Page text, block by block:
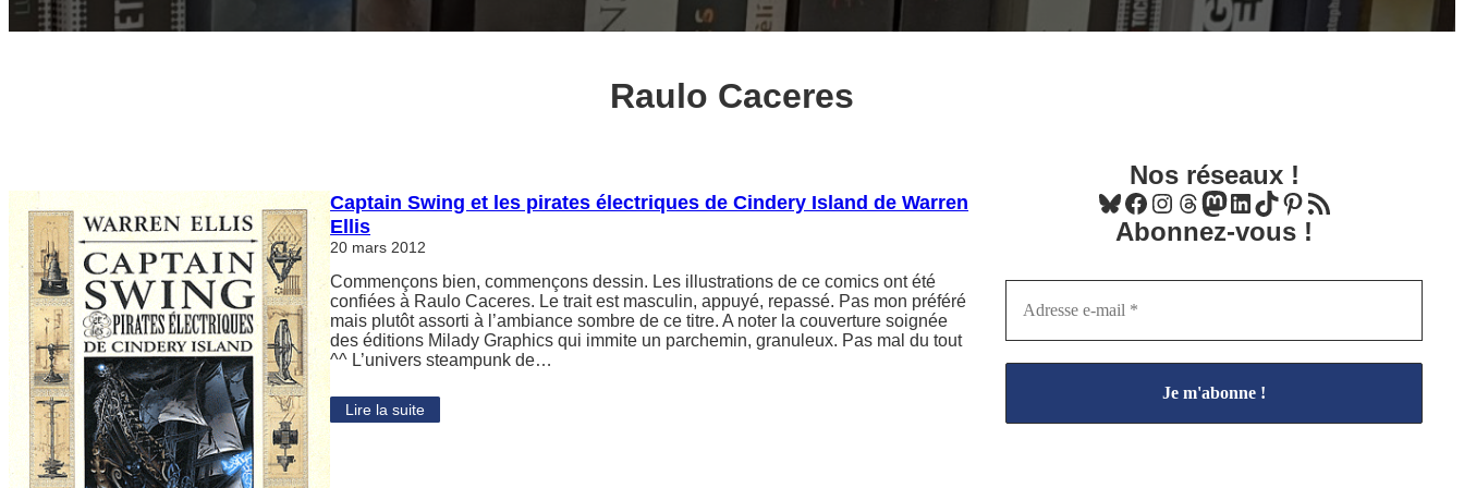
Raulo Caceres
Captain Swing et les pirates électriques de Cindery Island de Warren
Ellis
20 mars 2012
Commençons bien, commençons dessin. Les illustrations de ce comics ont été
confiées à Raulo Caceres. Le trait est masculin, appuyé, repassé. Pas mon préféré
mais plutôt assorti à l’ambiance sombre de ce titre. A noter la couverture soignée
des éditions Milady Graphics qui immite un parchemin, granuleux. Pas mal du tout
^^ L’univers steampunk de…
Lire la suite
Nos réseaux !
Bluesky Facebook Instagram Threads Mastodon LinkedIn TikTok Pinterest
Flux RSS
Abonnez-vous !